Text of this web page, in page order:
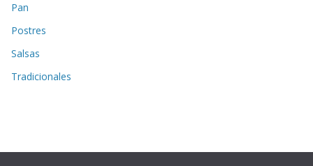
Pan
Postres
Salsas
Tradicionales